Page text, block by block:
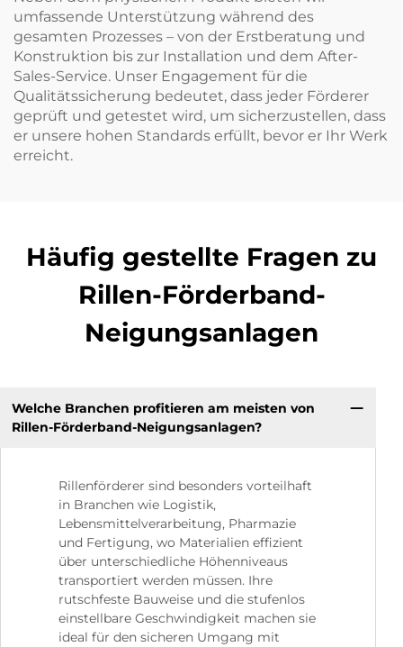
umfassende Unterstützung während des
gesamten Prozesses – von der Erstberatung und
Konstruktion bis zur Installation und dem After-
Sales-Service. Unser Engagement für die
Qualitätssicherung bedeutet, dass jeder Förderer
geprüft und getestet wird, um sicherzustellen, dass
er unsere hohen Standards erfüllt, bevor er Ihr Werk
erreicht.
Häufig gestellte Fragen zu
Rillen-Förderband-
Neigungsanlagen
Welche Branchen profitieren am meisten von
Rillen-Förderband-Neigungsanlagen?
Rillenförderer sind besonders vorteilhaft
in Branchen wie Logistik,
Lebensmittelverarbeitung, Pharmazie
und Fertigung, wo Materialien effizient
über unterschiedliche Höhenniveaus
transportiert werden müssen. Ihre
rutschfeste Bauweise und die stufenlos
einstellbare Geschwindigkeit machen sie
ideal für den sicheren Umgang mit